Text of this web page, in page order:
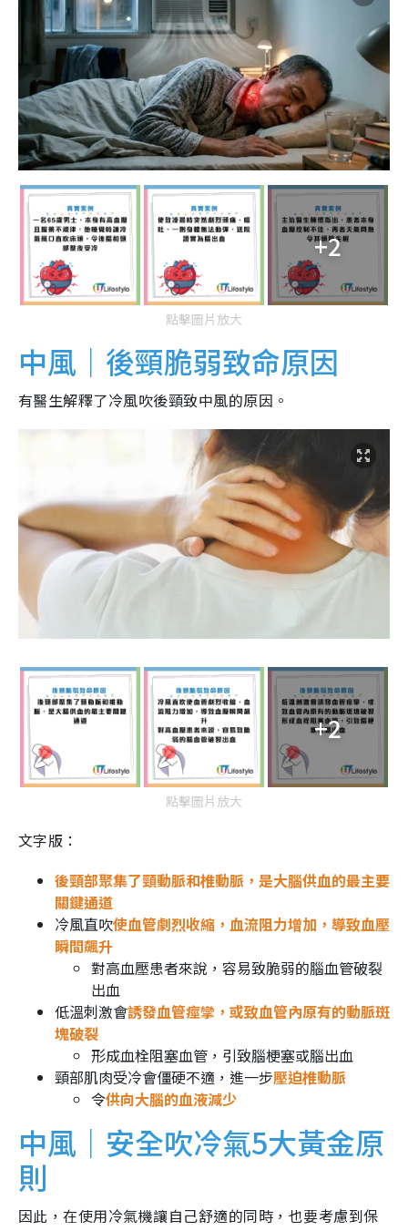
+2
點擊圖片放大
中風｜後頸脆弱致命原因
有醫生解釋了冷風吹後頸致中風的原因。
+2
點擊圖片放大
文字版：
後頸部聚集了頸動脈和椎動脈，是大腦供血的最主要
關鍵通道
冷風直吹使血管劇烈收縮，血流阻力增加，導致血壓
瞬間飆升
對高血壓患者來說，容易致脆弱的腦血管破裂
出血
低溫刺激會誘發血管痙攣，或致血管內原有的動脈斑
塊破裂
形成血栓阻塞血管，引致腦梗塞或腦出血
頸部肌肉受冷會僵硬不適，進一步壓迫椎動脈
令供向大腦的血液減少
中風｜安全吹冷氣5大黃金原
則
因此，在使用冷氣機讓自己舒適的同時，也要考慮到保